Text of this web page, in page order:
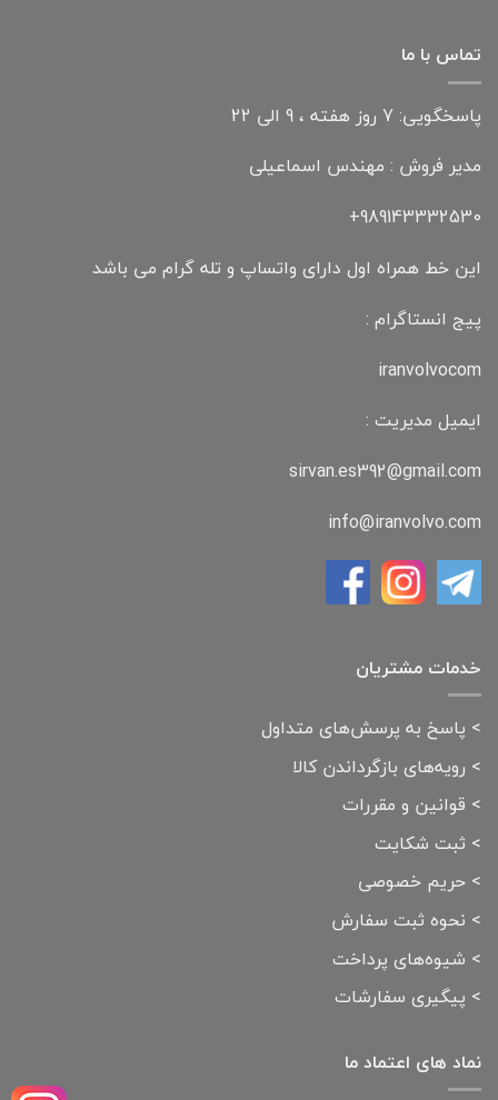
تماس با ما
پاسخگویی: 7 روز هفته ، 9 الی 22
مدیر فروش : مهندس اسماعیلی
989143332530+
این خط همراه اول دارای واتساپ و تله گرام می باشد
پیج انستاگرام :
iranvolvocom
ایمیل مدیریت :
sirvan.es392@gmail.com
info@iranvolvo.com
خدمات مشتریان
> پاسخ به پرسش‌های متداول
> رویه‌های بازگرداندن کالا
> قوانین و مقررات
> ثبت شکایت
> حریم خصوصی
> نحوه ثبت سفارش
> شیوه‌های پرداخت
> پیگیری سفارشات
نماد های اعتماد ما